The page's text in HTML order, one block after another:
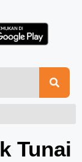
Tunai